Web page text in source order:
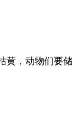
，动物们